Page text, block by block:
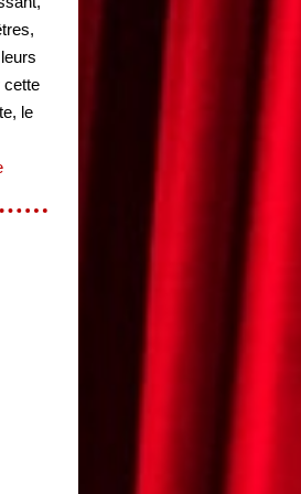
cette
le